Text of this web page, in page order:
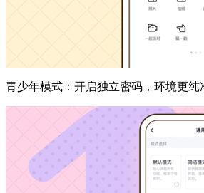
青少年模式：开启独立密码，环境更纯